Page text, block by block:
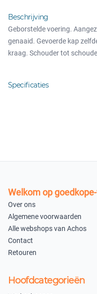
Beschrijving
Geborstelde voering.
genaaid. Gevoerde kap
kraag. Schouder tot
Specificaties
Welkom op
Over ons
Algemene voorwaarden
Alle webshops van Achos
Contact
Retouren
Hoofdcategorieën